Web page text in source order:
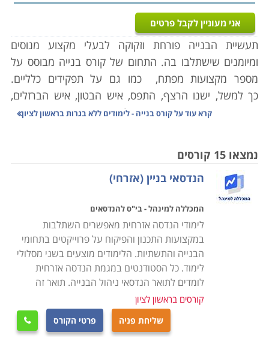
אני מעוניין לקבל פרטים
תעשיית הבנייה פורחת וזקוקה לבעלי מקצוע מנוסים
ומיומנים שישתלבו בה. התחום של קורס בנייה מבוסס על
מספר מקצועות מפתח,
כמו גם על תפקידים כלליים.
כך למשל, ישנו הרצף, התפס, איש הבטון, איש הברזלים,
הזגג, הרפד, הטייח והסתת. כל מקצוע דורש ידע מקצועי
במקום.
תחום הבניה הוא מגוון ונסמך על מספר גורמים מקצועיים
העובדים יחד בשיתוף פעולה על מנת
לפועל. לכן, יש צורך בקורס בנייה במסגרתו נלמדים כל
יסודות העבודה בהתאם לחלוקה לפי תחומים. כך למשל
בתחום החומרים נלמדים כל חומרי הבניין שנעשה בהם
שימוש החל מחול, חצץ, מלט ובטון ועד ברזל, אלומיניום,
זכוכית וחומרים נוספים. בתחום הביצוע נלמדות כל הפעולות
שצריך לבצע בנאי במהלך העבודה, כמו סדר פעולות, ראייה
מערכתית והנחת יסודות. נוסף לכך, במסגרת הקורס נלמדים
קרא עוד עלקורס בנייה - לימודים ללא בגרות בראשון לציון
נמצאו 15 קורסים
הנדסאי בניין (אזרחי)
המכללה למינהל - בי"ס להנדסאים
לימודי הנדסה אזרחית מאפשרים השתלבות
במקצועות התכנון והפיקוח על פרוייקטים בתחומי
הבנייה והתשתיות. הלימודים מוצעים בשני מסלולי
לימוד. כל הסטודנטים במגמת הנדסה אזרחית
לומדים לתואר הנדסאי ניהול הבנייה. תואר זה
קורסים בראשון לציון
שליחת פניה פרטי הקורס 